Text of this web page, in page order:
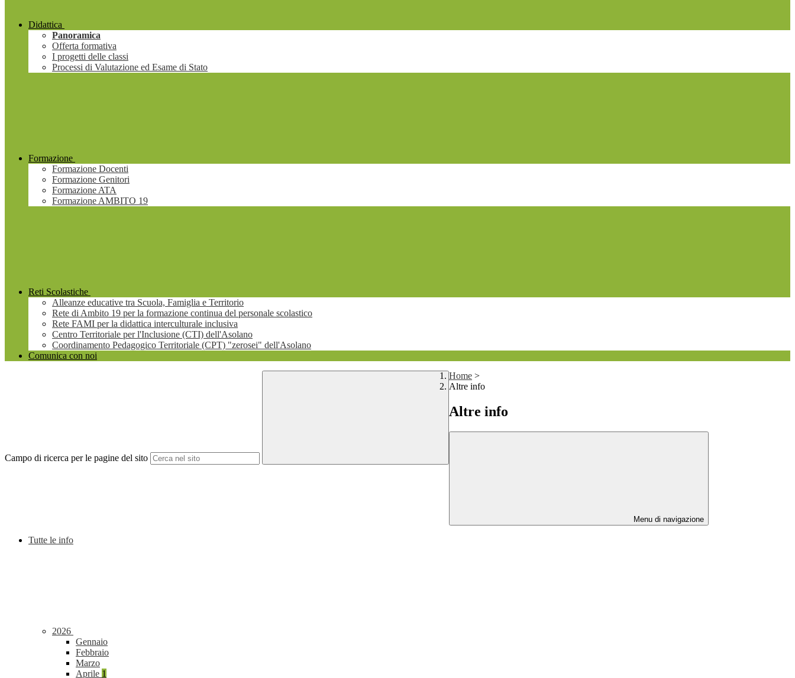
Didattica
Panoramica
Offerta formativa
I progetti delle classi
Processi di Valutazione ed Esame di Stato
Formazione
Formazione Docenti
Formazione Genitori
Formazione ATA
Formazione AMBITO 19
Reti Scolastiche
Alleanze educative tra Scuola, Famiglia e Territorio
Rete di Ambito 19 per la formazione continua del personale scolastico
Rete FAMI per la didattica interculturale inclusiva
Centro Territoriale per l'Inclusione (CTI) dell'Asolano
Coordinamento Pedagogico Territoriale (CPT) "zerosei" dell'Asolano
Comunica con noi
Campo di ricerca per le pagine del sito
Home >
Altre info
Altre info
Menu di navigazione
Tutte le info
2026
Gennaio
Febbraio
Marzo
Aprile 1